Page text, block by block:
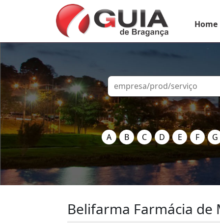
Home
A B C D E F G
Belifarma Farmácia de